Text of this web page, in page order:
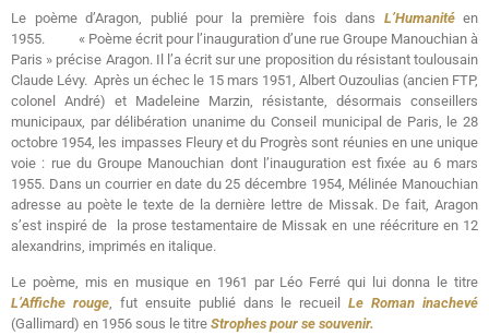
Le poème d’Aragon, publié pour la première fois dans L’Humanitéen
1955. « Poème écrit pour l’inauguration d’une rue Groupe Manouchian à
Paris » précise Aragon. Il l’a écrit sur une proposition du résistant toulousain
Claude Lévy. Après un échec le 15 mars 1951, Albert Ouzoulias (ancien FTP,
colonel André) et Madeleine Marzin, résistante, désormais conseillers
municipaux, par délibération unanime du Conseil municipal de Paris, le 28
octobre 1954, les impasses Fleury et du Progrès sont réunies en une unique
voie : rue du Groupe Manouchian dont l’inauguration est fixée au 6 mars
1955. Dans un courrier en date du 25 décembre 1954, Mélinée Manouchian
adresse au poète le texte de la dernière lettre de Missak. De fait, Aragon
s’est inspiré de la prose testamentaire de Missak en une réécriture en 12
alexandrins, imprimés en italique.
Le poème, mis en musique en 1961 par Léo Ferré qui lui donna le titre
L’Affiche rouge, fut ensuite publié dans le recueilLe Roman inachevé
(Gallimard) en 1956 sous le titre Strophes pour se souvenir.